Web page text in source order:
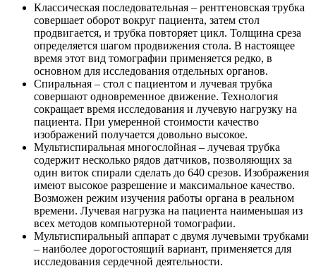
Классическая последовательная – рентгеновская трубка
совершает оборот вокруг пациента, затем стол
продвигается, и трубка повторяет цикл. Толщина среза
определяется шагом продвижения стола. В настоящее
время этот вид томографии применяется редко, в
основном для исследования отдельных органов.
Спиральная – стол с пациентом и лучевая трубка
совершают одновременное движение. Технология
сокращает время исследования и лучевую нагрузку на
пациента. При умеренной стоимости качество
изображений получается довольно высокое.
Мультиспиральная многослойная – лучевая трубка
содержит несколько рядов датчиков, позволяющих за
один виток спирали сделать до 640 срезов. Изображения
имеют высокое разрешение и максимальное качество.
Возможен режим изучения работы органа в реальном
времени. Лучевая нагрузка на пациента наименьшая из
всех методов компьютерной томографии.
Мультиспиральный аппарат с двумя лучевыми трубками
– наиболее дорогостоящий вариант, применяется для
исследования сердечной деятельности.